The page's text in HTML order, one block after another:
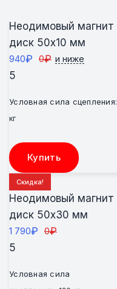
Неодимовый магнит
диск 50х10 мм
940₽ 0₽ и ниже
5
Условная сила сцепления:
кг
Купить
Скидка!
Неодимовый магнит
диск 50х30 мм
1 790₽ 0₽
5
Условная сила